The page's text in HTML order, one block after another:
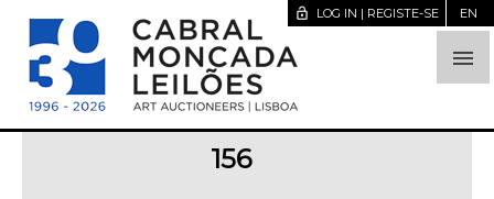

lock_open LOG IN | REGISTE-SE EN
156